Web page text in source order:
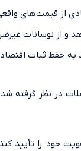
از قیمت‌های
و از نوسانات
به حفظ ثبات
در نظر
خود را تأیید